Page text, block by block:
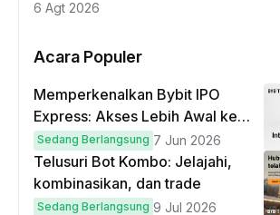
6 Agt 2026
Acara Populer
Memperkenalkan Bybit IPO
Express: Akses Lebih Awal ke
IPO Global!
Sedang Berlangsung 7 Jun 2026
Telusuri Bot Kombo: Jelajahi,
kombinasikan, dan trade
Sedang Berlangsung 9 Jul 2026